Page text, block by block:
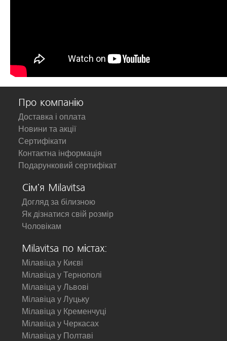
Про компанію
Доставка і оплата
Новини та акції
Сертифікати
Контактна інформація
Подарунковий сертифікат
Сім'я Milavitsa
Догляд за білизною
Як дізнатися свій розмір
Чоловікам
Milavitsa по містах:
Мілавіца у Києві
Мілавіца у Тернополі
Мілавіца у Львові
Мілавіца у Луцьку
Мілавіца у Кременчуці
Мілавіца у Черкасах
Мілавіца у Полтаві